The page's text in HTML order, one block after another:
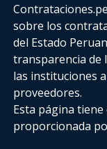
sobre los
del Estado
transparencia de
las instituciones
proveedores.
Esta página
proporcionada